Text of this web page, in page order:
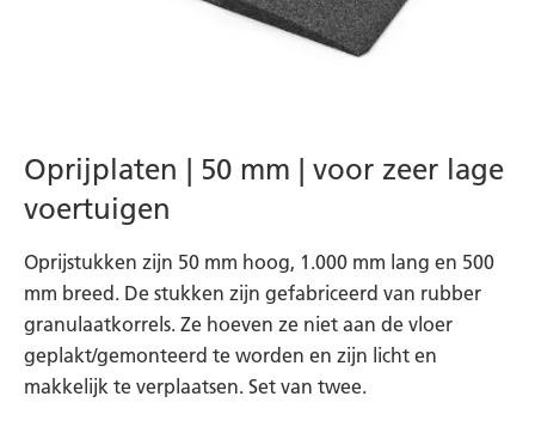
Oprijplaten | 50 mm | voor zeer lage
voertuigen
Oprijstukken zijn 50 mm hoog, 1.000 mm lang en 500
mm breed. De stukken zijn gefabriceerd van rubber
granulaatkorrels. Ze hoeven ze niet aan de vloer
geplakt/gemonteerd te worden en zijn licht en
makkelijk te verplaatsen. Set van twee.
Ga
het
begin
van
de
afbeeldingen-
gallerij